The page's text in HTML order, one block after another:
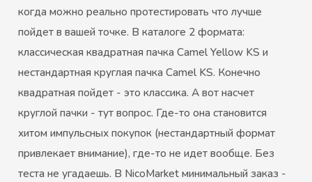
когда можно реально протестировать что лучше
пойдет в вашей точке. В каталоге 2 формата:
классическая квадратная пачка Camel Yellow KS и
нестандартная круглая пачка Camel KS. Конечно
квадратная пойдет - это классика. А вот насчет
круглой пачки - тут вопрос. Где-то она становится
хитом импульсных покупок (нестандартный формат
привлекает внимание), где-то не идет вообще. Без
теста не угадаешь. В NicoMarket минимальный заказ -